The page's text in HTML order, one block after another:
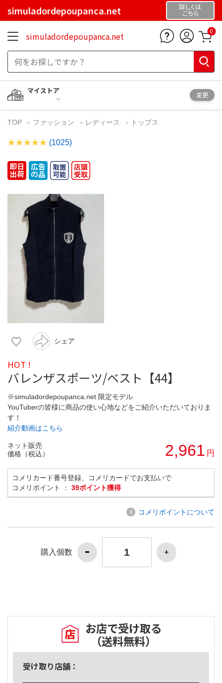
simuladordepoupanca.net 詳しくは
こちら
simuladordepoupanca.net 0
マイストア
変更
TOP ファッション レディース トップス
(1025)
シェア
HOT !
バレンザスポーツ/ベスト【44】
※simuladordepoupanca.net 限定モデル
YouTuberの皆様に商品の使い心地などをご紹介いただいておりま
す！
紹介動画はこちら
ネット販売
価格（税込）
2,961 円
コメリカード番号登録、コメリカードでお支払いで
コメリポイント ： 39ポイント獲得
コメリポイントについて
購入個数
お店で受け取る
（送料無料）
受け取り店舗：